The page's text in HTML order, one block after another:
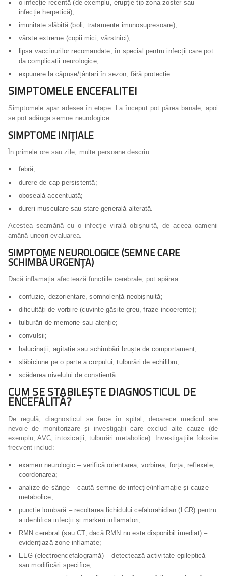
o infecție recentă (de exemplu, erupție tip zona zoster sau
infecție herpetică);
imunitate slăbită (boli, tratamente imunosupresoare);
vârste extreme (copii mici, vârstnici);
lipsa vaccinurilor recomandate, în special pentru infecții care pot
da complicații neurologice;
expunere la căpușe/țânțari în sezon, fără protecție.
SIMPTOMELE ENCEFALITEI
Simptomele apar adesea în etape. La început pot părea banale, apoi
se pot adăuga semne neurologice.
SIMPTOME INIȚIALE
În primele ore sau zile, multe persoane descriu:
febră;
durere de cap persistentă;
oboseală accentuată;
dureri musculare sau stare generală alterată.
Acestea seamănă cu o infecție virală obișnuită, de aceea oamenii
amână uneori evaluarea.
SIMPTOME NEUROLOGICE (SEMNE CARE
SCHIMBĂ URGENȚA)
Dacă inflamația afectează funcțiile cerebrale, pot apărea:
confuzie, dezorientare, somnolență neobișnuită;
dificultăți de vorbire (cuvinte găsite greu, fraze incoerente);
tulburări de memorie sau atenție;
convulsii;
halucinații, agitație sau schimbări bruște de comportament;
slăbiciune pe o parte a corpului, tulburări de echilibru;
scăderea nivelului de conștiență.
CUM SE STABILEȘTE DIAGNOSTICUL DE
ENCEFALITĂ?
De regulă, diagnosticul se face în spital, deoarece medicul are
nevoie de monitorizare și investigații care exclud alte cauze (de
exemplu, AVC, intoxicații, tulburări metabolice). Investigațiile folosite
frecvent includ:
examen neurologic – verifică orientarea, vorbirea, forța, reflexele,
coordonarea;
analize de sânge – caută semne de infecție/inflamație și cauze
metabolice;
puncție lombară – recoltarea lichidului cefalorahidian (LCR) pentru
a identifica infecții și markeri inflamatori;
RMN cerebral (sau CT, dacă RMN nu este disponibil imediat) –
evidențiază zone inflamate;
EEG (electroencefalogramă) – detectează activitate epileptică
sau modificări specifice;